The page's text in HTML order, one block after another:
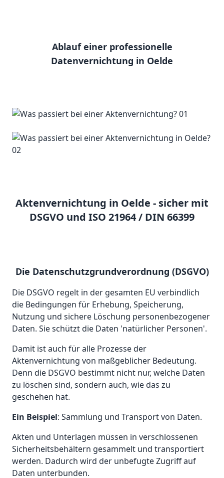
Ablauf einer professionelle
Datenvernichtung in Oelde
Aktenvernichtung in Oelde - sicher mit
DSGVO und ISO 21964 / DIN 66399
Die Datenschutzgrundverordnung (DSGVO)
Die DSGVO regelt in der gesamten EU verbindlich
die Bedingungen für Erhebung, Speicherung,
Nutzung und sichere Löschung personenbezogener
Daten. Sie schützt die Daten 'natürlicher Personen'.
Damit ist auch für alle Prozesse der
Aktenvernichtung von maßgeblicher Bedeutung.
Denn die DSGVO bestimmt nicht nur, welche Daten
zu löschen sind, sondern auch, wie das zu
geschehen hat.
Ein Beispiel: Sammlung und Transport von Daten.
Akten und Unterlagen müssen in verschlossenen
Sicherheitsbehältern gesammelt und transportiert
werden. Dadurch wird der unbefugte Zugriff auf
Daten unterbunden.